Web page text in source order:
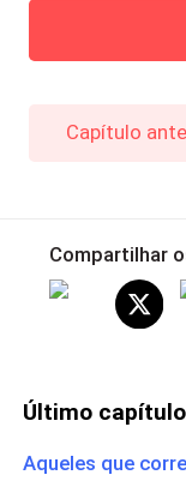
Capítulo
Compartilhar
Último capítulo
Aqueles que